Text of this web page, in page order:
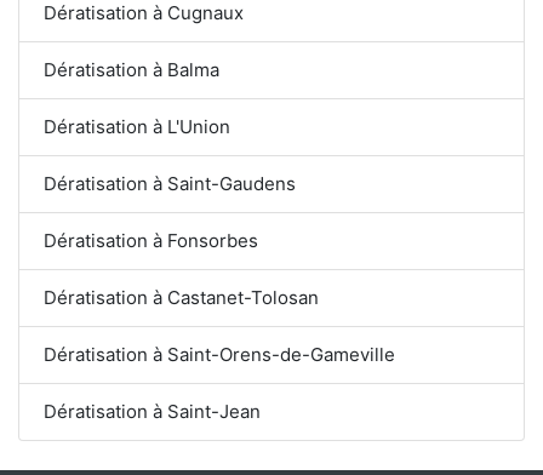
Dératisation à Cugnaux
Dératisation à Balma
Dératisation à L'Union
Dératisation à Saint-Gaudens
Dératisation à Fonsorbes
Dératisation à Castanet-Tolosan
Dératisation à Saint-Orens-de-Gameville
Dératisation à Saint-Jean